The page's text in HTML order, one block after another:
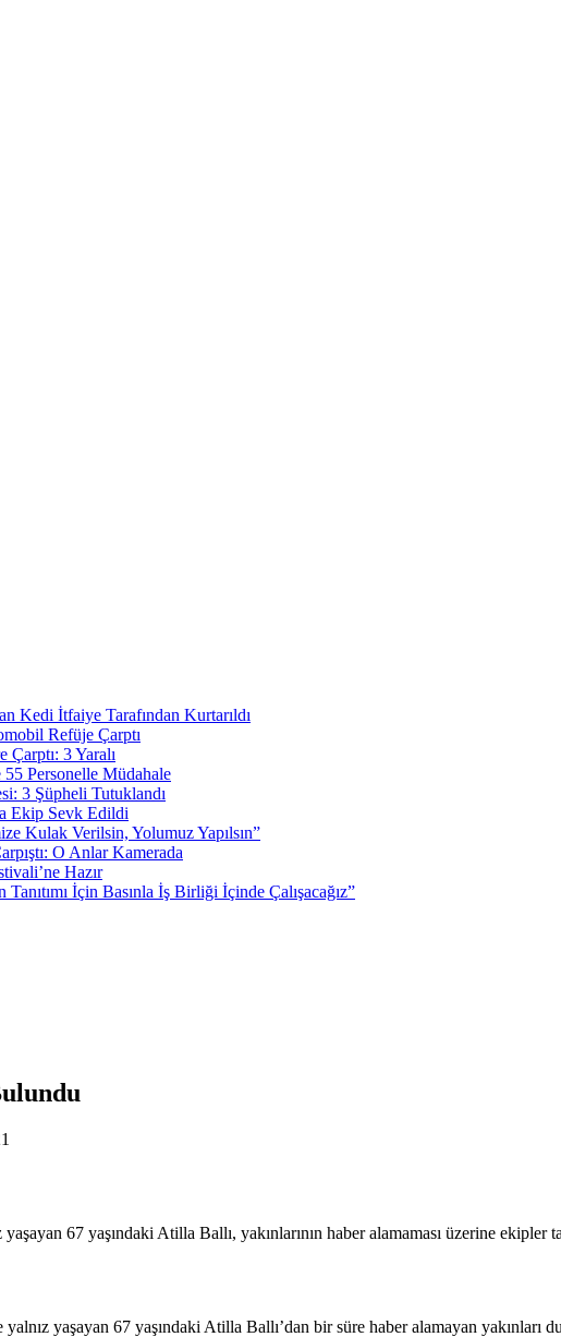
Kedi İtfaiye Tarafından Kurtarıldı
Refüje Çarptı
3 Yaralı
55 Personelle Müdahale
3 Şüpheli Tutuklandı
Ekip Sevk Edildi
Kulak Verilsin, Yolumuz Yapılsın”
O Anlar Kamerada
Hazır
İçin Basınla İş Birliği İçinde Çalışacağız”
67 yaşındaki Atilla Ballı, yakınlarının haber alamaması üzerine
yaşayan 67 yaşındaki Atilla Ballı’dan bir süre haber alamayan yakınları